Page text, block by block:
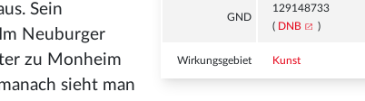
GND
129148733
( DNB )
Wirkungsgebiet Kunst
Sein
Neuburger
zu Monheim
sieht man